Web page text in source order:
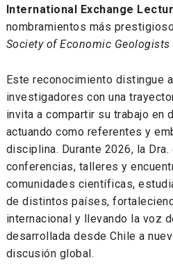
International Exchange
nombramientos más
Society of Economic Geologists
Este reconocimiento distingue
investigadores con una
invita a compartir su trabajo en
actuando como referentes y
disciplina. Durante 2026, la
conferencias, talleres y
comunidades científicas,
de distintos países,
internacional y llevando la voz
desarrollada desde Chile a
discusión global.